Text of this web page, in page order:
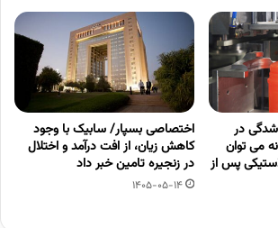
در
می توان
پس از
اختصاصی بسپار/ سابیک با وجود
کاهش زیان، از افت درآمد و اختلال
در زنجیره تامین خبر داد
1405-05-14